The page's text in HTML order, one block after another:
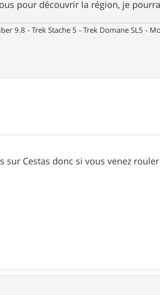
pour découvrir la région, je
9.8 - Trek Stache 5 - Trek Domane SL5 -
sur Cestas donc si vous venez